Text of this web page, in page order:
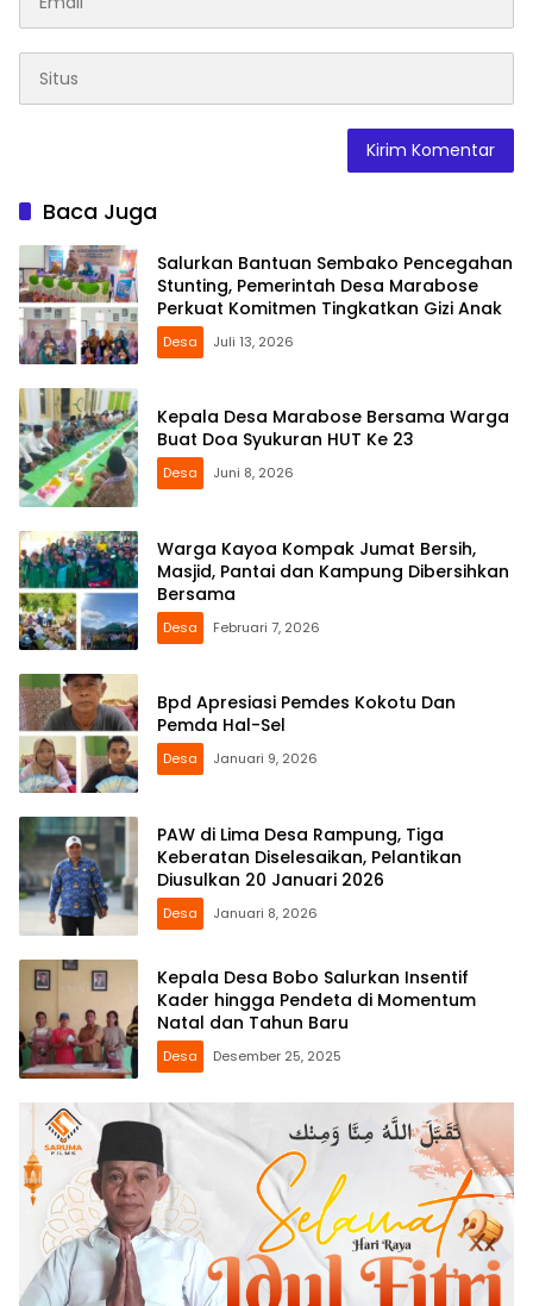
Baca Juga
Salurkan Bantuan Sembako Pencegahan
Stunting, Pemerintah Desa Marabose
Perkuat Komitmen Tingkatkan Gizi Anak
Desa Juli 13, 2026
Kepala Desa Marabose Bersama Warga
Buat Doa Syukuran HUT Ke 23
Desa Juni 8, 2026
Warga Kayoa Kompak Jumat Bersih,
Masjid, Pantai dan Kampung Dibersihkan
Bersama
Desa Februari 7, 2026
Bpd Apresiasi Pemdes Kokotu Dan
Pemda Hal-Sel
Desa Januari 9, 2026
PAW di Lima Desa Rampung, Tiga
Keberatan Diselesaikan, Pelantikan
Diusulkan 20 Januari 2026
Desa Januari 8, 2026
Kepala Desa Bobo Salurkan Insentif
Kader hingga Pendeta di Momentum
Natal dan Tahun Baru
Desa Desember 25, 2025